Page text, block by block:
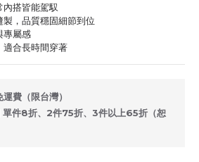
內搭皆能駕馭
製，品質穩固細節到位
專屬感
適合長時間穿著
費（限台灣）
單件8折、2件75折、3件以上65折（恕